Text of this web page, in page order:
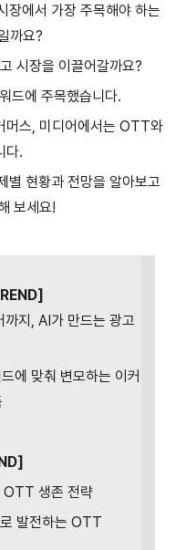
에서 가장 주목해야 하는
까요?
시장을 이끌어갈까요?
드에 주목했습니다.
머스, 미디어에서는 OTT와
다.
현황과 전망을 알아보고
보세요!
지, AI가 만드는 광고
에 맞춰 변모하는 이커
생존 전략
발전하는 OTT